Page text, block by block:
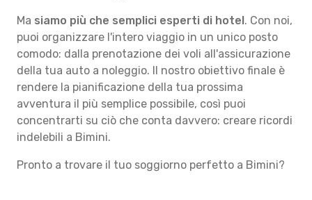
Ma siamo più che semplici esperti di hotel. Con noi,
puoi organizzare l'intero viaggio in un unico posto
comodo: dalla prenotazione dei voli all'assicurazione
della tua auto a noleggio. Il nostro obiettivo finale è
rendere la pianificazione della tua prossima
avventura il più semplice possibile, così puoi
concentrarti su ciò che conta davvero: creare ricordi
indelebili a Bimini.
Pronto a trovare il tuo soggiorno perfetto a Bimini?